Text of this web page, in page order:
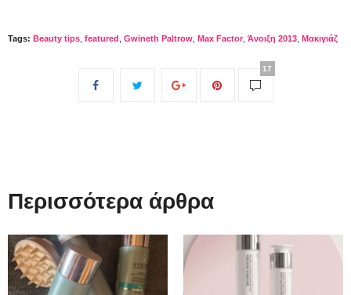
Tags: Beauty tips featured Gwineth Paltrow Max Factor Άνοιξη 2013 Μακιγιάζ
17
Περισσότερα άρθρα